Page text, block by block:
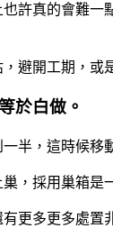
許真的會難
避開工期，
於白做。
半，這時候
，採用巢箱是
更多更多處